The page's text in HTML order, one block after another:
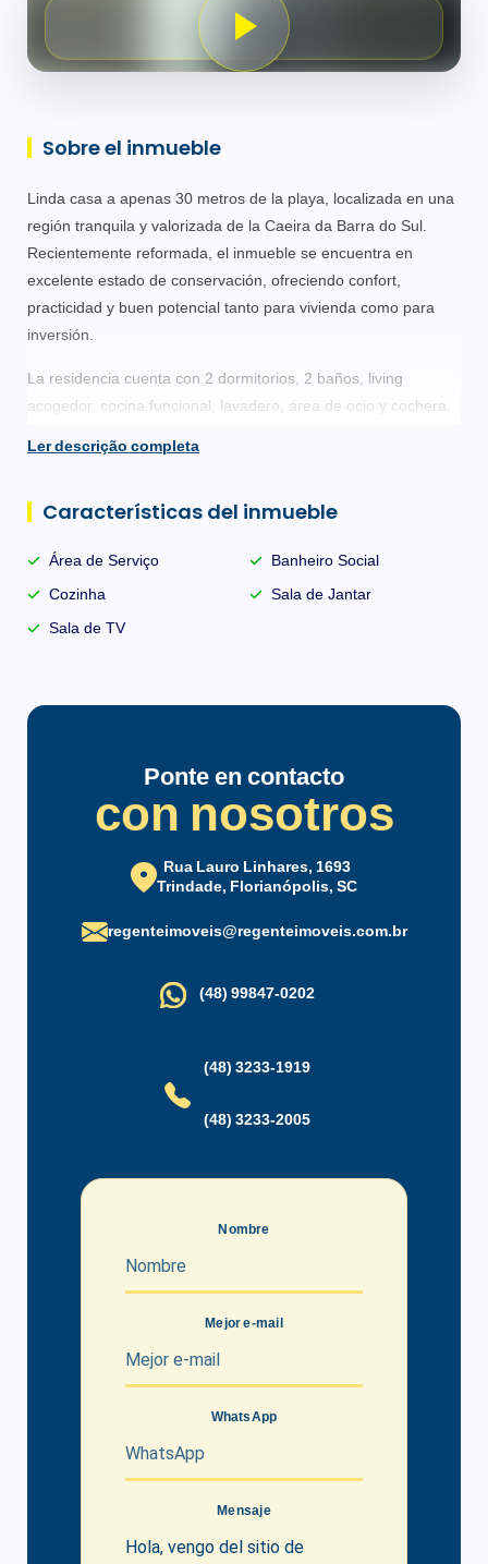
Sobre el inmueble
Linda casa a apenas 30 metros de la playa, localizada en una
región tranquila y valorizada de la Caeira da Barra do Sul.
Recientemente reformada, el inmueble se encuentra en
excelente estado de conservación, ofreciendo confort,
practicidad y buen potencial tanto para vivienda como para
inversión.
La residencia cuenta con 2 dormitorios, 2 baños, living
acogedor, cocina funcional, lavadero, área de ocio y cochera.
totalmente cercado, garantizando mayor privacidad y
frente a la calle principal, el inmueble también ofrece
posibilidad de uso comercial.
Documentación al día con escritura de posesión.
Ler descrição completa
Características del inmueble
Área de Serviço
Banheiro Social
Cozinha
Sala de Jantar
Sala de TV
Ponte en contacto
con nosotros
Rua Lauro Linhares, 1693
Trindade, Florianópolis, SC
regenteimoveis@regenteimoveis.com.br
(48) 99847-0202
(48) 3233-1919
(48) 3233-2005
Nombre
Mejor e-mail
WhatsApp
Mensaje